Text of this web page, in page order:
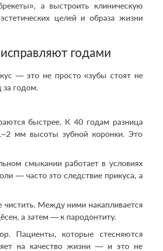
а выстроить клиническую
целей и образа жизни
годами
— это не просто «зубы стоят не
за годом.
быстрее. К 40 годам разница
мм высоты зубной коронки. Это
смыкании работает в условиях
— часто это следствие прикуса, а
чистить. Между ними накапливается
а затем — к пародонтиту.
Пациенты, которые стесняются
на качество жизни — и это не